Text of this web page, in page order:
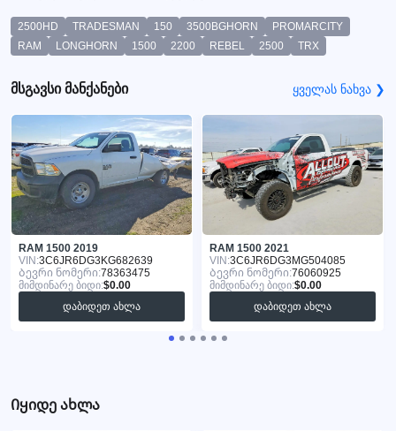
2500HD TRADESMAN 150 3500BGHORN
PROMARCITY
RAM
LONGHORN 1500 2200 REBEL 2500 TRX
მსგავსი მანქანები ყველას ნახვა ❯
RAM 1500 2019
VIN:3C6JR6DG3KG682639
Ბევრი ნომერი:78363475
მიმდინარე ბიდი:$0.00
დაბიდეთ ახლა
RAM 1500 2021
VIN:3C6JR6DG3MG504085
Ბევრი ნომერი:76060925
მიმდინარე ბიდი:$0.00
დაბიდეთ ახლა
Იყიდე ახლა